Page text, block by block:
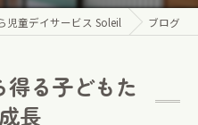
児童デイサービス Soleil ブログ
得る子どもた
長